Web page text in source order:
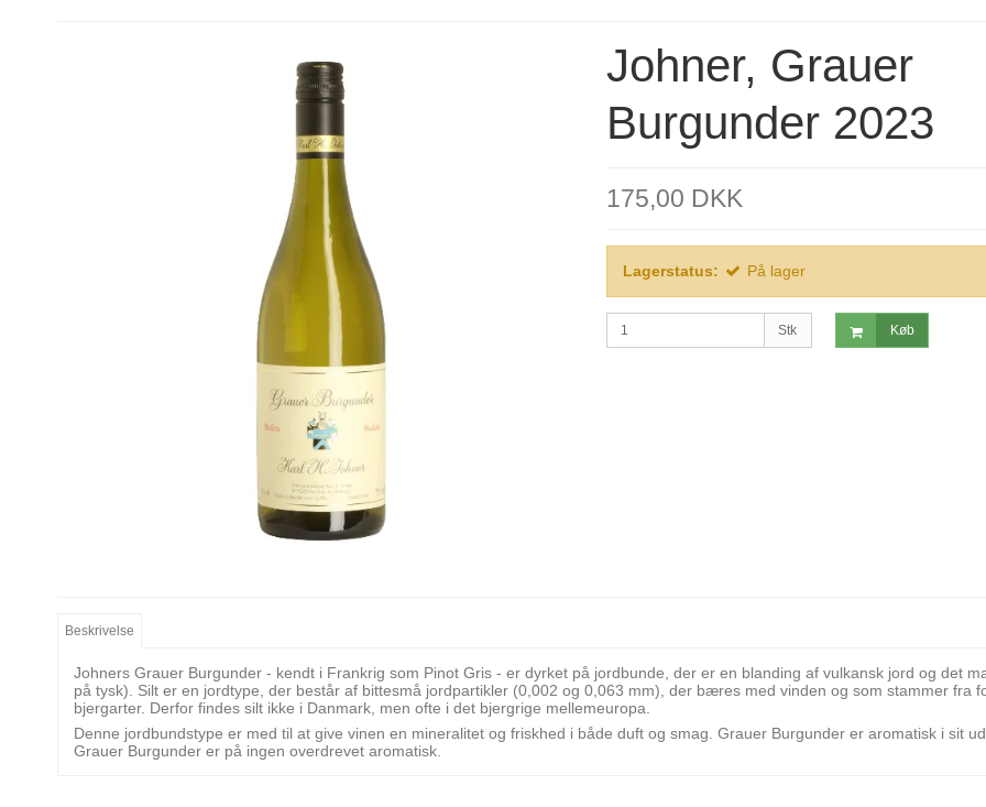
Johner, Grauer
Burgunder 2023
175,00 DKK
Lagerstatus: På lager
Stk Køb
Beskrivelse
Johners Grauer Burgunder - kendt i Frankrig som Pinot Gris - er dyrket på jordbunde, der er en blanding af vulkansk jord og det
på tysk). Silt er en jordtype, der består af bittesmå jordpartikler (0,002 og 0,063 mm), der bæres med vinden og som stammer fra
bjergarter. Derfor findes silt ikke i Danmark, men ofte i det bjergrige mellemeuropa.
Denne jordbundstype er med til at give vinen en mineralitet og friskhed i både duft og smag. Grauer Burgunder er aromatisk i sit
Grauer Burgunder er på ingen overdrevet aromatisk.